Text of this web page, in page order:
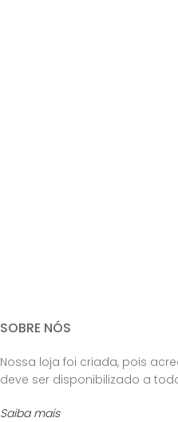
SOBRE NÓS
Nossa loja foi criada, pois
deve ser disponibilizado a
Saiba mais